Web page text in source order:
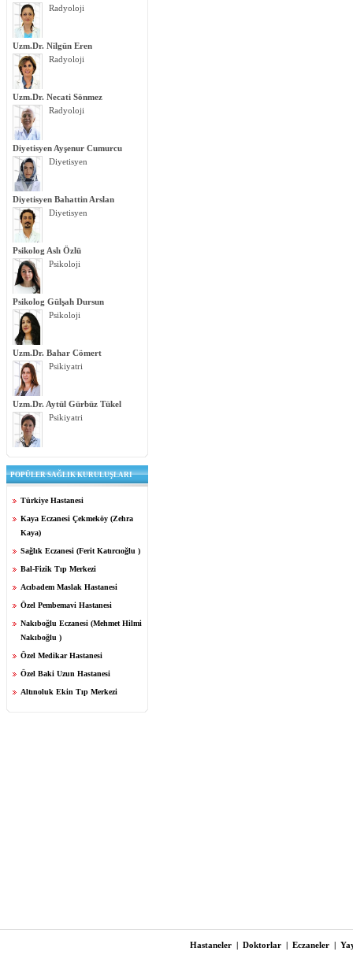
Radyoloji
Uzm.Dr. Nilgün Eren
Radyoloji
Uzm.Dr. Necati Sönmez
Radyoloji
Diyetisyen Ayşenur Cumurcu
Diyetisyen
Diyetisyen Bahattin Arslan
Diyetisyen
Psikolog Aslı Özlü
Psikoloji
Psikolog Gülşah Dursun
Psikoloji
Uzm.Dr. Bahar Cömert
Psikiyatri
Uzm.Dr. Aytül Gürbüz Tükel
Psikiyatri
POPÜLER SAĞLIK KURULUŞLARI
Türkiye Hastanesi
Kaya Eczanesi Çekmeköy (Zehra
Kaya)
Sağlık Eczanesi (Ferit Katırcıoğlu )
Bal-Fizik Tıp Merkezi
Acıbadem Maslak Hastanesi
Özel Pembemavi Hastanesi
Nakıboğlu Eczanesi (Mehmet Hilmi
Nakıboğlu )
Özel Medikar Hastanesi
Özel Baki Uzun Hastanesi
Altınoluk Ekin Tıp Merkezi
Hastaneler | Doktorlar | Eczaneler |